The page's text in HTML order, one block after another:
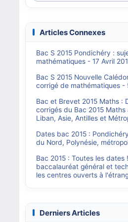
Articles Connexes
Bac S 2015 Pondichéry :
mathématiques - 17 Avril
Bac S 2015 Nouvelle
corrigé de mathématiques -
Bac et Brevet 2015 Maths :
corrigés du Bac 2015 Maths
Liban, Asie, Antilles et
Dates bac 2015 :
du Nord, Polynésie,
Bac 2015 : Toutes les dates
baccalauréat général et
les centres ouverts à
Derniers Articles